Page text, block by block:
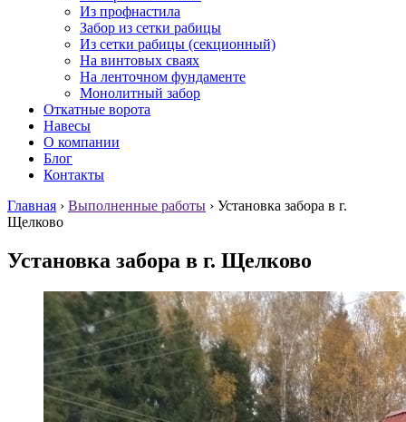
Из профнастила
Забор из сетки рабицы
Из сетки рабицы (секционный)
На винтовых сваях
На ленточном фундаменте
Монолитный забор
Откатные ворота
Навесы
О компании
Блог
Контакты
Главная › Выполненные работы › Установка забора в г.
Щелково
Установка забора в г. Щелково